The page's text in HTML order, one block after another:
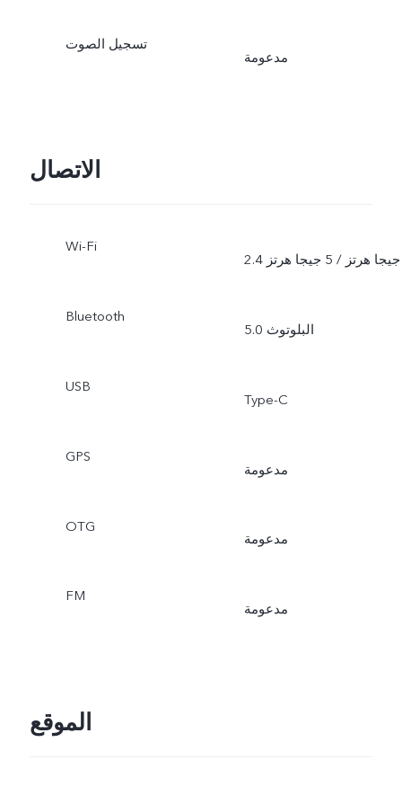
تسجيل الصوت
مدعومة
الاتصال
Wi-Fi
2.4 جيجا هرتز / 5 جيجا هرتز
Bluetooth
البلوتوث 5.0
USB
Type-C
GPS
مدعومة
OTG
مدعومة
FM
مدعومة
الموقع